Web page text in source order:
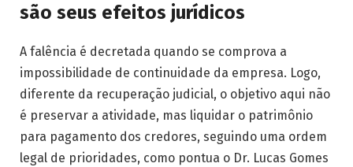
são seus efeitos jurídicos
A falência é decretada quando se comprova a
impossibilidade de continuidade da empresa. Logo,
diferente da recuperação judicial, o objetivo aqui não
é preservar a atividade, mas liquidar o patrimônio
para pagamento dos credores, seguindo uma ordem
legal de prioridades, como pontua o Dr. Lucas Gomes